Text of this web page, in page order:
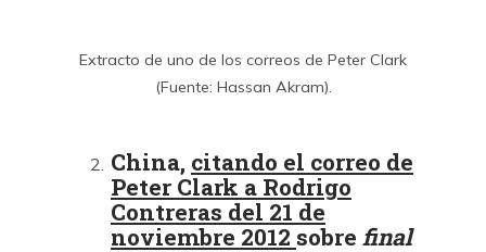
Extracto de uno de los correos de Peter Clark
(Fuente: Hassan Akram).
China, citando el correo de
Peter Clark a Rodrigo
Contreras del 21 de
noviembre 2012 sobre final